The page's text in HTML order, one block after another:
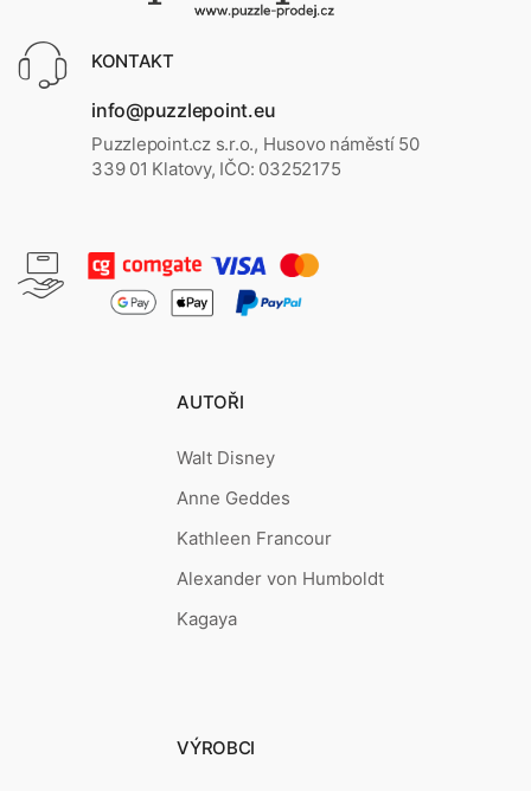
KONTAKT
info@puzzlepoint.eu
Puzzlepoint.cz s.r.o., Husovo náměstí 50
339 01 Klatovy, IČO: 03252175
AUTOŘI
Walt Disney
Anne Geddes
Kathleen Francour
Alexander von Humboldt
Kagaya
VÝROBCI